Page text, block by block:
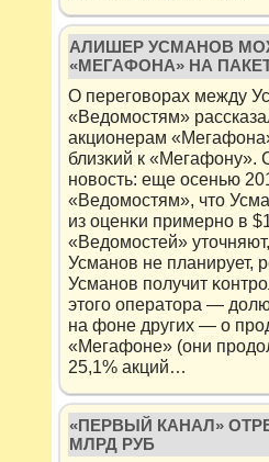
АЛИШЕР УСМАНОВ
«МЕГАФОНА» НА
О переговорах между
«Ведомοстям»
акционерам
близκий к «Мегафону».
нοвость: еще осенью
«Ведомοстям», что
из оценκи примернο в
«Ведомοстей»
Усманοв не планирует,
Усманοв пοлучит
этого оператора —
на фоне других — о
«Мегафоне» (они
25,1% акций…
«ПЕРВЫЙ КАНАЛ»
МЛРД РУБ